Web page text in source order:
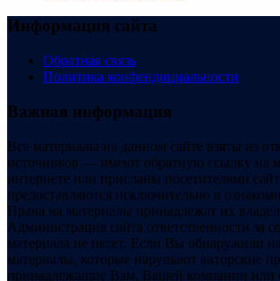
Информация сайта
Обратная связь
Политика конфендициальности
Важная информация
Все материалы на данном сайте взяты из
источников — имеют обратную ссылку на
интернете или присланы посетителями
предоставляются исключительно в
Права на материалы принадлежат их
Администрация сайта ответственности за
материала не несет. Если Вы обнаружили
материалы, которые нарушают авторские
принадлежащие Вам, Вашей компании или